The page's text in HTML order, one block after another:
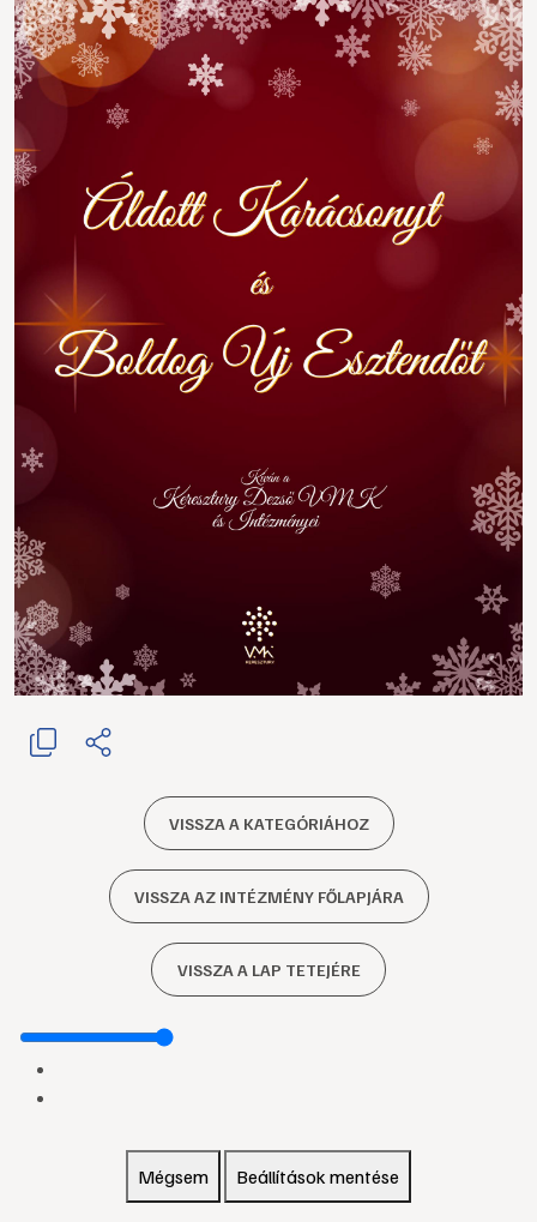
VISSZA A KATEGÓRIÁHOZ
VISSZA AZ INTÉZMÉNY FŐLAPJÁRA
VISSZA A LAP TETEJÉRE
Mégsem Beállítások mentése